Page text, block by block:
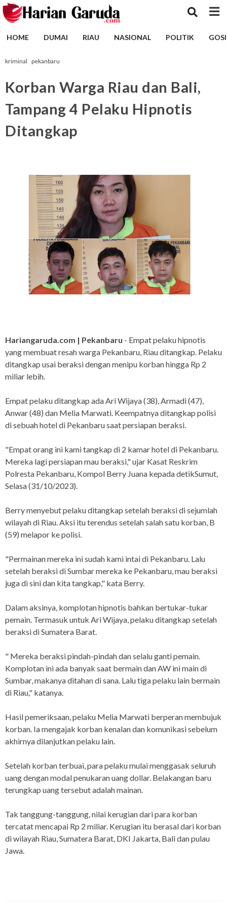
HOME DUMAI RIAU NASIONAL POLITIK
kriminal pekanbaru
Korban Warga Riau dan Bali,
Tampang 4 Pelaku Hipnotis
Ditangkap
Hariangaruda.com | Pekanbaru - Empat pelaku hipnotis
yang membuat resah warga Pekanbaru, Riau ditangkap. Pelaku
ditangkap usai beraksi dengan menipu korban hingga Rp 2
miliar lebih.
Empat pelaku ditangkap ada Ari Wijaya (38), Armadi (47),
Anwar (48) dan Melia Marwati. Keempatnya ditangkap polisi
di sebuah hotel di Pekanbaru saat persiapan beraksi.
"Empat orang ini kami tangkap di 2 kamar hotel di Pekanbaru.
Mereka lagi persiapan mau beraksi," ujar Kasat Reskrim
Polresta Pekanbaru, Kompol Berry Juana kepada detikSumut,
Selasa (31/10/2023).
Berry menyebut pelaku ditangkap setelah beraksi di sejumlah
wilayah di Riau. Aksi itu terendus setelah salah satu korban, B
(59) melapor ke polisi.
"Permainan mereka ini sudah kami intai di Pekanbaru. Lalu
setelah beraksi di Sumbar mereka ke Pekanbaru, mau beraksi
juga di sini dan kita tangkap," kata Berry.
Dalam aksinya, komplotan hipnotis bahkan bertukar-tukar
pemain. Termasuk untuk Ari Wijaya, pelaku ditangkap setelah
beraksi di Sumatera Barat.
" Mereka beraksi pindah-pindah dan selalu ganti pemain.
Komplotan ini ada banyak saat bermain dan AW ini main di
Sumbar, makanya ditahan di sana. Lalu tiga pelaku lain bermain
di Riau," katanya.
Hasil pemeriksaan, pelaku Melia Marwati berperan membujuk
korban. Ia mengajak korban kenalan dan komunikasi sebelum
akhirnya dilanjutkan pelaku lain.
Setelah korban terbuai, para pelaku mulai menggasak seluruh
uang dengan modal penukaran uang dollar. Belakangan baru
terungkap uang tersebut adalah mainan.
Tak tanggung-tanggung, nilai kerugian dari para korban
tercatat mencapai Rp 2 miliar. Kerugian itu berasal dari korban
di wilayah Riau, Sumatera Barat, DKI Jakarta, Bali dan pulau
Jawa.